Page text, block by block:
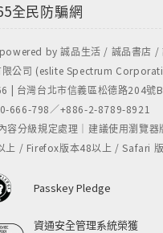
全民防騙網
by 誠品生活 / 誠品書店 /
限公司 (eslite Spectrum
| 台灣台北市信義區松德路204號
666-798／+886-2-8789-8921
容分級規定處理｜建議使用瀏覽
上 / Firefox版本48以上 / Safari
Passkey Pledge
資通安全管理系統榮獲